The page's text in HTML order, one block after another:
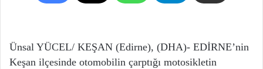
Ünsal YÜCEL/ KEŞAN (Edirne), (DHA)- EDİRNE’nin
Keşan ilçesinde otomobilin çarptığı motosikletin